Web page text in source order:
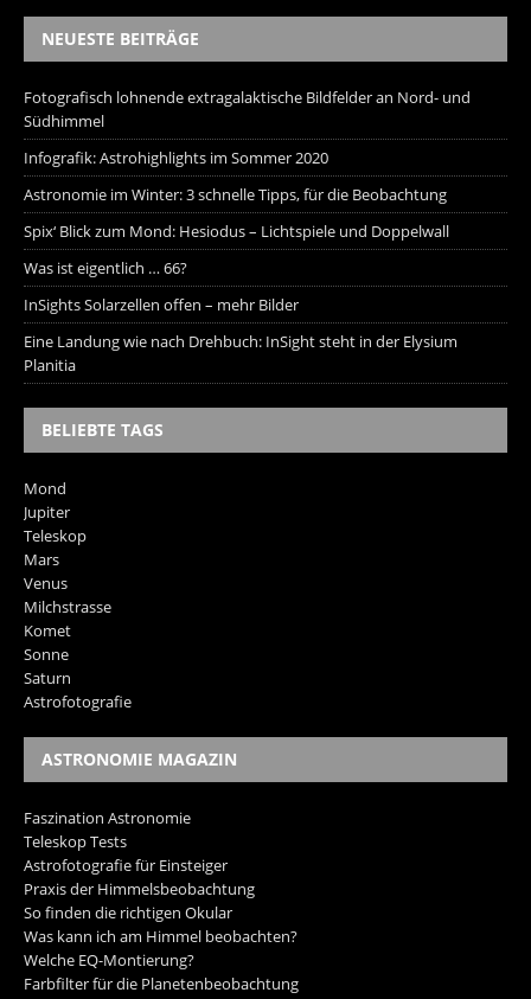
NEUESTE BEITRÄGE
Fotografisch lohnende extragalaktische Bildfelder an Nord- und
Südhimmel
Infografik: Astrohighlights im Sommer 2020
Astronomie im Winter: 3 schnelle Tipps, für die Beobachtung
Spix‘ Blick zum Mond: Hesiodus – Lichtspiele und Doppelwall
Was ist eigentlich … 66?
InSights Solarzellen offen – mehr Bilder
Eine Landung wie nach Drehbuch: InSight steht in der Elysium
Planitia
BELIEBTE TAGS
Mond
Jupiter
Teleskop
Mars
Venus
Milchstrasse
Komet
Sonne
Saturn
Astrofotografie
ASTRONOMIE MAGAZIN
Faszination Astronomie
Teleskop Tests
Astrofotografie für Einsteiger
Praxis der Himmelsbeobachtung
So finden die richtigen Okular
Was kann ich am Himmel beobachten?
Welche EQ-Montierung?
Farbfilter für die Planetenbeobachtung